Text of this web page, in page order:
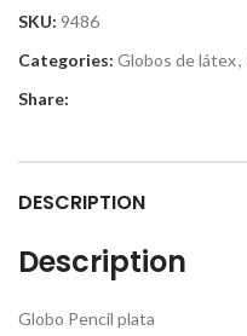
SKU: 9486
Categories: Globos de látex,
Share:
DESCRIPTION
Description
Globo Pencil plata